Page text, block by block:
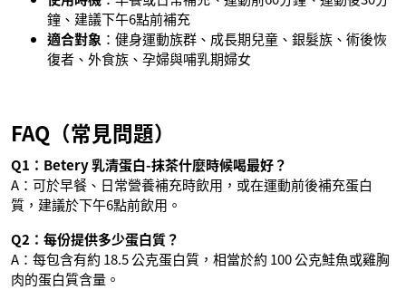
鐘、建議下午6點前補充
適合對象 ：健身運動族群、成長期兒童、銀髮族、術後恢
復者、外食族、孕婦與哺乳期婦女
FAQ（常見問題）
Q1：Betery 乳清蛋白-抹茶什麼時候喝最好？
A：可於早餐、日常營養補充時飲用，或在運動前後補充蛋白
質，建議於下午6點前飲用。
Q2：每份提供多少蛋白質？
A：每包含有約 18.5 公克蛋白質，相當於約 100 公克鮭魚或雞胸
肉的蛋白質含量。